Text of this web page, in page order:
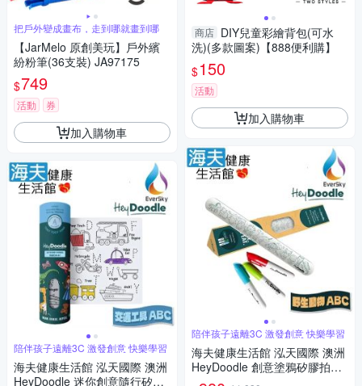
把戶外變成畫布，走到哪就畫到哪
【JarMelo 原創美玩】戶外繽
紛粉筆(36支裝) JA97175
$749
活動 券
加入購物車
陪伴孩子遠離3C 激發創意 快樂學習
海夫健康生活館 泓天國際 澳洲
HeyDoodle 迷你創意隨行矽膠
商店 DIY兒童彩繪背包(可水
洗)(多款圖案)【888便利購】
$150
活動
加入購物車
陪伴孩子遠離3C 激發創意 快樂學習
海夫健康生活館 泓天國際 澳洲
HeyDoodle 創意塗鴉矽膠拍拍
手環 野⽣動物ABC 雙包裝